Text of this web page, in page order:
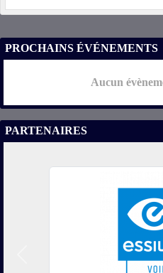
PROCHAINS ÉVÉNEMENTS
Aucun
PARTENAIRES